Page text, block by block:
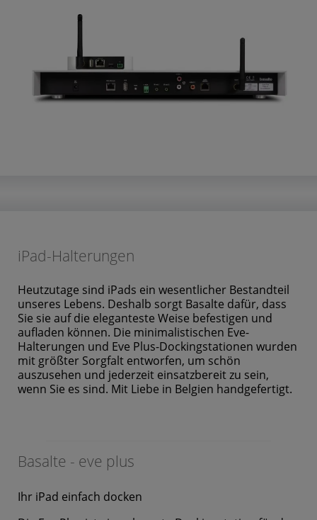
iPad-Halterungen
Heutzutage sind iPads ein wesentlicher Bestandteil
unseres Lebens. Deshalb sorgt Basalte dafür, dass
Sie sie auf die eleganteste Weise befestigen und
aufladen können. Die minimalistischen Eve-
Halterungen und Eve Plus-Dockingstationen wurden
mit größter Sorgfalt entworfen, um schön
auszusehen und jederzeit einsatzbereit zu sein,
wenn Sie es sind. Mit Liebe in Belgien handgefertigt.
Basalte - eve plus
Ihr iPad einfach docken